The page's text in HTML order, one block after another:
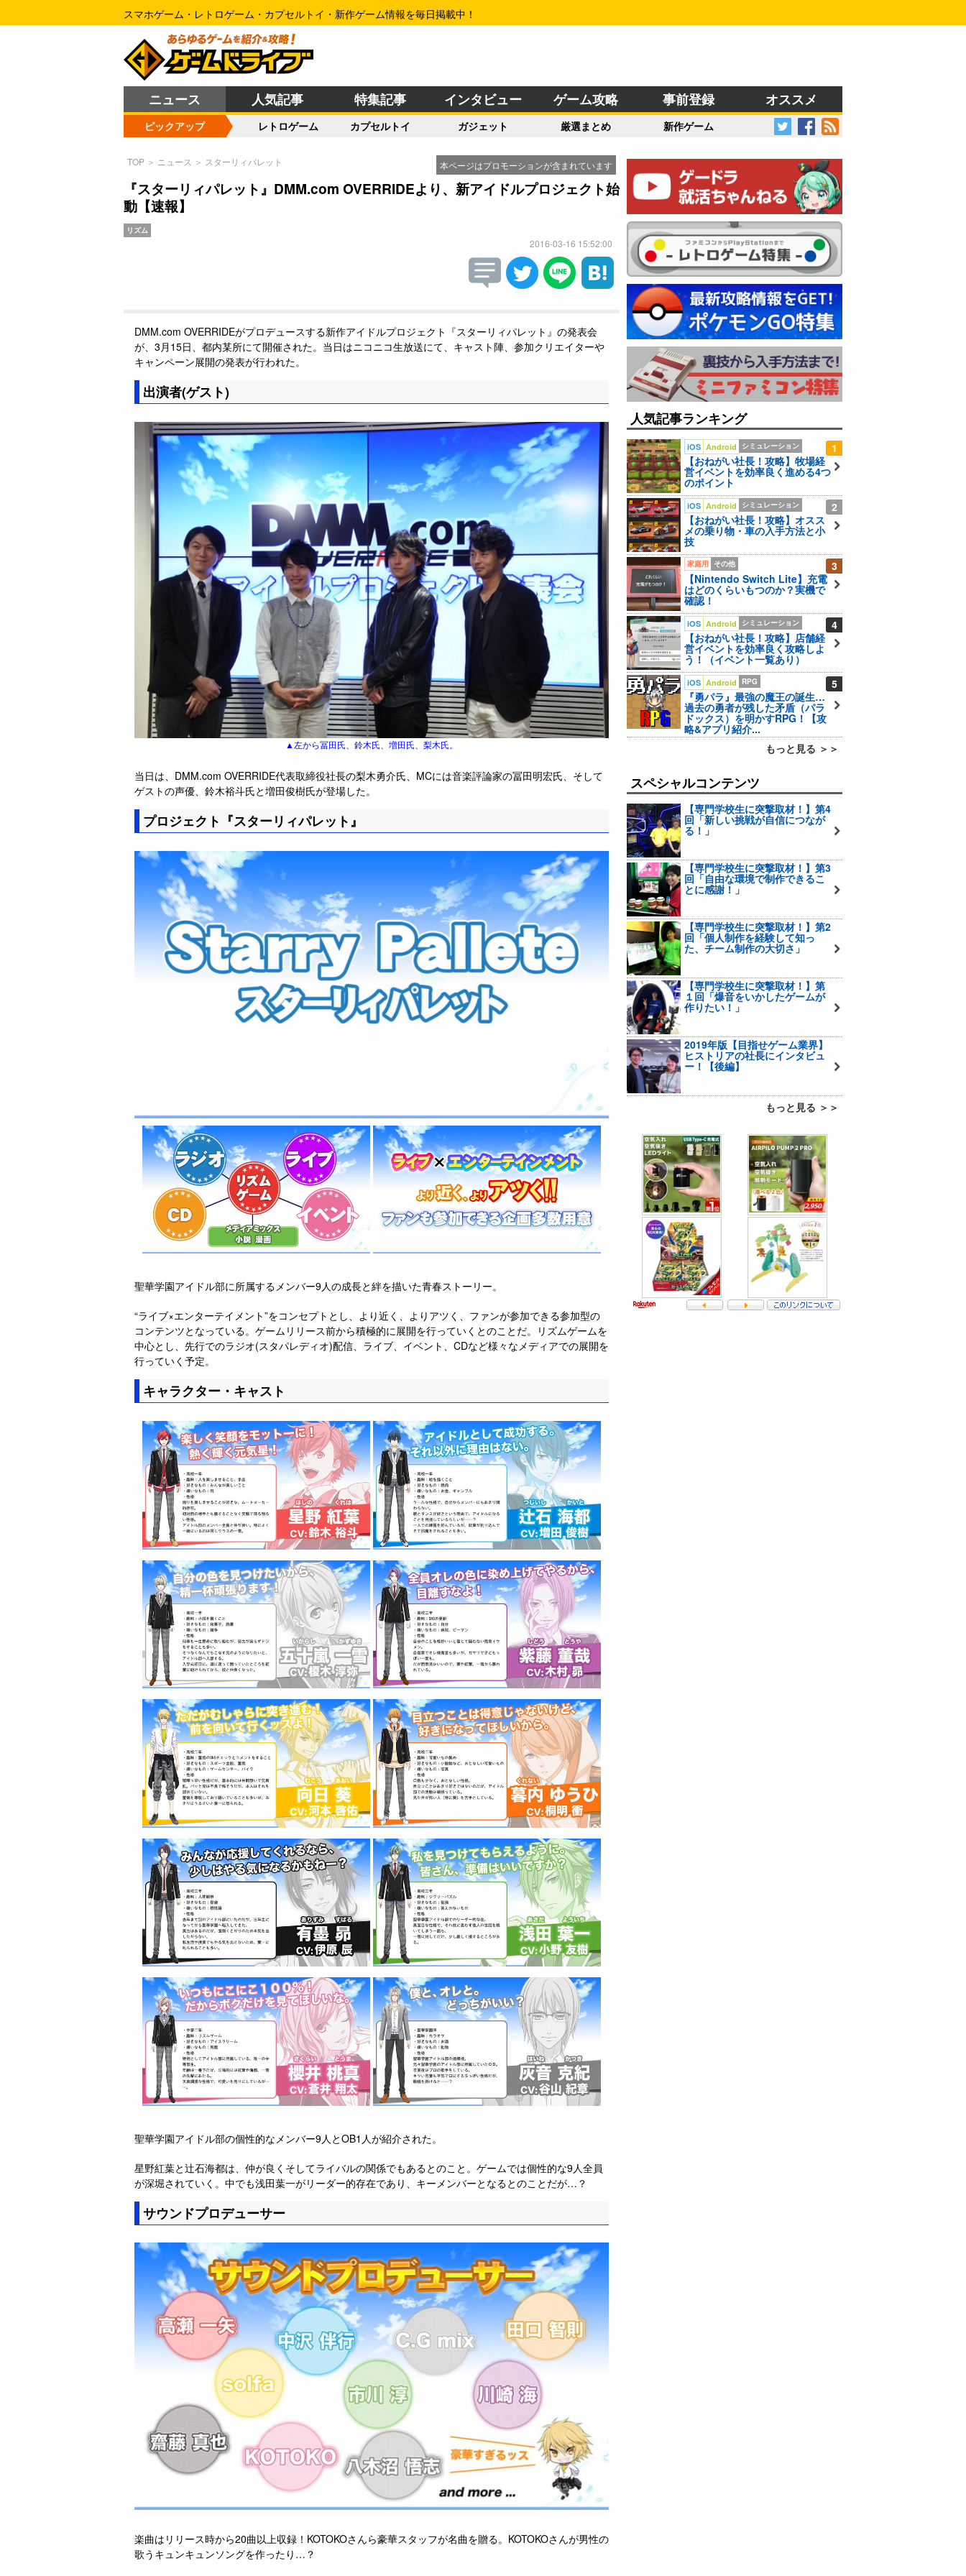
スマホゲーム・レトロゲーム・カプセルトイ・新作ゲーム情報を毎日掲載中！
ニュース 人気記事 特集記事 インタビュー ゲーム攻略 事前登録 オススメ
ピックアップ レトロゲーム カプセルトイ ガジェット 厳選まとめ 新作ゲーム
本ページはプロモーションが含まれています
TOP ＞ ニュース ＞ スターリィパレット
『スターリィパレット』DMM.com OVERRIDEより、新アイドルプロジェクト始
動【速報】
リズム
2016-03-16 15:52:00
DMM.com OVERRIDEがプロデュースする新作アイドルプロジェクト『スターリィパレット』の発表会
が、3月15日、都内某所にて開催された。当日はニコニコ生放送にて、キャスト陣、参加クリエイターや
キャンペーン展開の発表が行われた。
出演者(ゲスト)
▲左から冨田氏、鈴木氏、増田氏、梨木氏。
当日は、DMM.com OVERRIDE代表取締役社長の梨木勇介氏、MCには音楽評論家の冨田明宏氏、そして
ゲストの声優、鈴木裕斗氏と増田俊樹氏が登場した。
プロジェクト『スターリィパレット』
聖華学園アイドル部に所属するメンバー9人の成長と絆を描いた青春ストーリー。
“ライブ×エンターテイメント”をコンセプトとし、より近く、よりアツく、ファンが参加できる参加型の
コンテンツとなっている。ゲームリリース前から積極的に展開を行っていくとのことだ。リズムゲームを
中心とし、先行でのラジオ(スタパレディオ)配信、ライブ、イベント、CDなど様々なメディアでの展開を
行っていく予定。
キャラクター・キャスト
聖華学園アイドル部の個性的なメンバー9人とOB1人が紹介された。
星野紅葉と辻石海都は、仲が良くそしてライバルの関係でもあるとのこと。ゲームでは個性的な9人全員
が深堀されていく。中でも浅田葉一がリーダー的存在であり、キーメンバーとなるとのことだが…？
サウンドプロデューサー
楽曲はリリース時から20曲以上収録！KOTOKOさんら豪華スタッフが名曲を贈る。KOTOKOさんが男性の
歌うキュンキュンソングを作ったり…？
人気記事ランキング
1
iOS Android シミュレーション
【おねがい社長！攻略】牧場経
営イベントを効率良く進める4つ
のポイント
2
iOS Android シミュレーション
【おねがい社長！攻略】オスス
メの乗り物・車の入手方法と小
技
3
家庭用 その他
【Nintendo Switch Lite】充電
はどのくらいもつのか？実機で
確認！
4
iOS Android シミュレーション
【おねがい社長！攻略】店舗経
営イベントを効率良く攻略しよ
う！（イベント一覧あり）
5
iOS Android RPG
『勇パラ』最強の魔王の誕生…
過去の勇者が残した矛盾（パラ
ドックス）を明かすRPG！【攻
略&アプリ紹介...
もっと見る ＞＞
スペシャルコンテンツ
【専門学校生に突撃取材！】第4
回「新しい挑戦が自信につなが
る！」
【専門学校生に突撃取材！】第3
回「自由な環境で制作できるこ
とに感謝！」
【専門学校生に突撃取材！】第2
回「個人制作を経験して知っ
た、チーム制作の大切さ」
【専門学校生に突撃取材！】第
１回「爆音をいかしたゲームが
作りたい！」
2019年版【目指せゲーム業界】
ヒストリアの社長にインタビュ
ー！【後編】
もっと見る ＞＞